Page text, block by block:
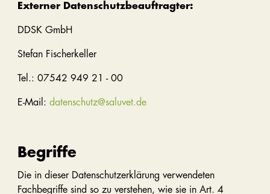
Externer Datenschutzbeauftragter:
DDSK GmbH
Stefan Fischerkeller
Tel.: 07542 949 21 - 00
E-Mail: datenschutz@saluvet.de
Begriffe
Die in dieser Datenschutzerklärung verwendeten
Fachbegriffe sind so zu verstehen, wie sie in Art. 4